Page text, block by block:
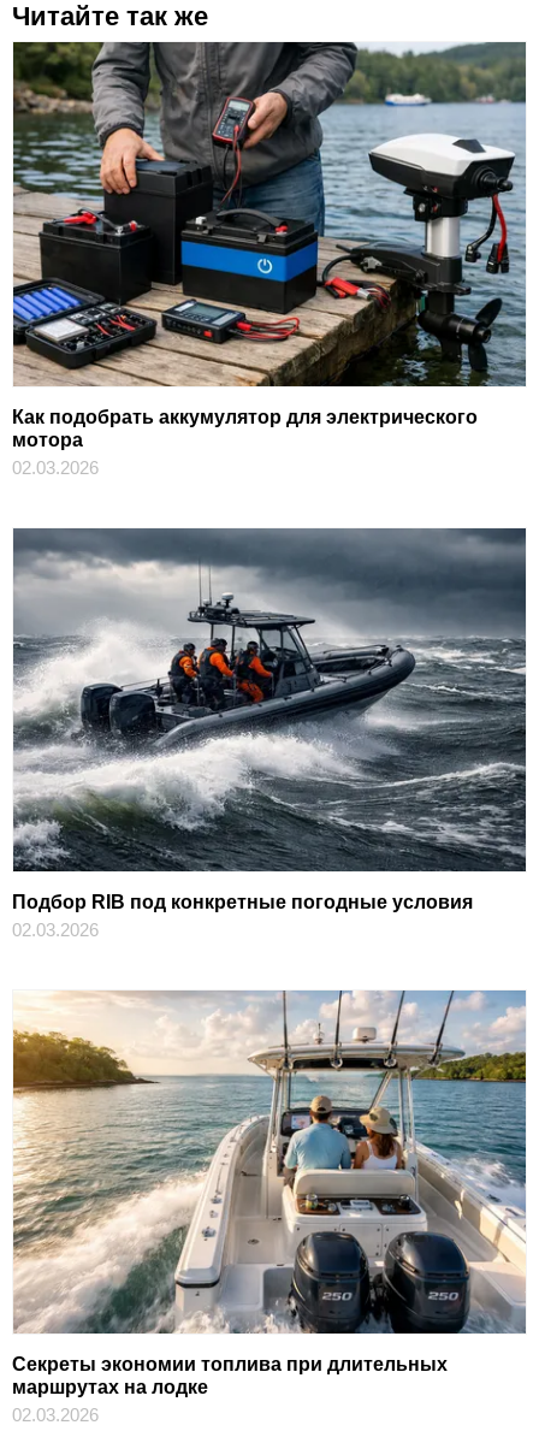
Читайте так же
Как подобрать аккумулятор для электрического
мотора
02.03.2026
Подбор RIB под конкретные погодные условия
02.03.2026
Секреты экономии топлива при длительных
маршрутах на лодке
02.03.2026